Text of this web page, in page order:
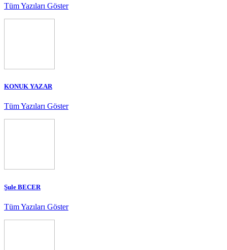
Tüm Yazıları Göster
KONUK YAZAR
Tüm Yazıları Göster
Şule BECER
Tüm Yazıları Göster